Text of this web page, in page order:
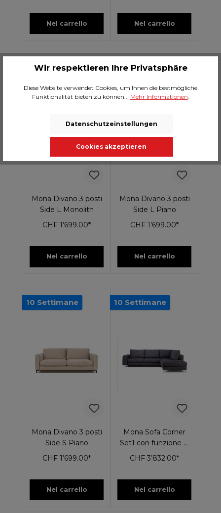
Nel carrello Nel carrello
10 Settimane
Mona Divano 3 posti
Side L Monolith
CHF 1’699.00*
Nel carrello
10 Settimane
Mona Divano 3 posti
Side L Piano
CHF 1’699.00*
Nel carrello
10 Settimane
Mona Divano 3 posti
Side S Piano
CHF 1’699.00*
Nel carrello
10 Settimane
Mona Sofa Corner
Set1 con funzione di
riposo
CHF 3’832.00*
Nel carrello
Wir respektieren Ihre Privatsphäre
Diese Website verwendet Cookies, um Ihnen die bestmögliche
Funktionalität bieten zu können... Mehr Informationen.
Datenschutzeinstellungen
Cookies akzeptieren